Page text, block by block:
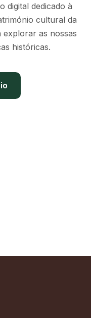
digital dedicado à
cultural da
explorar as nossas
históricas.